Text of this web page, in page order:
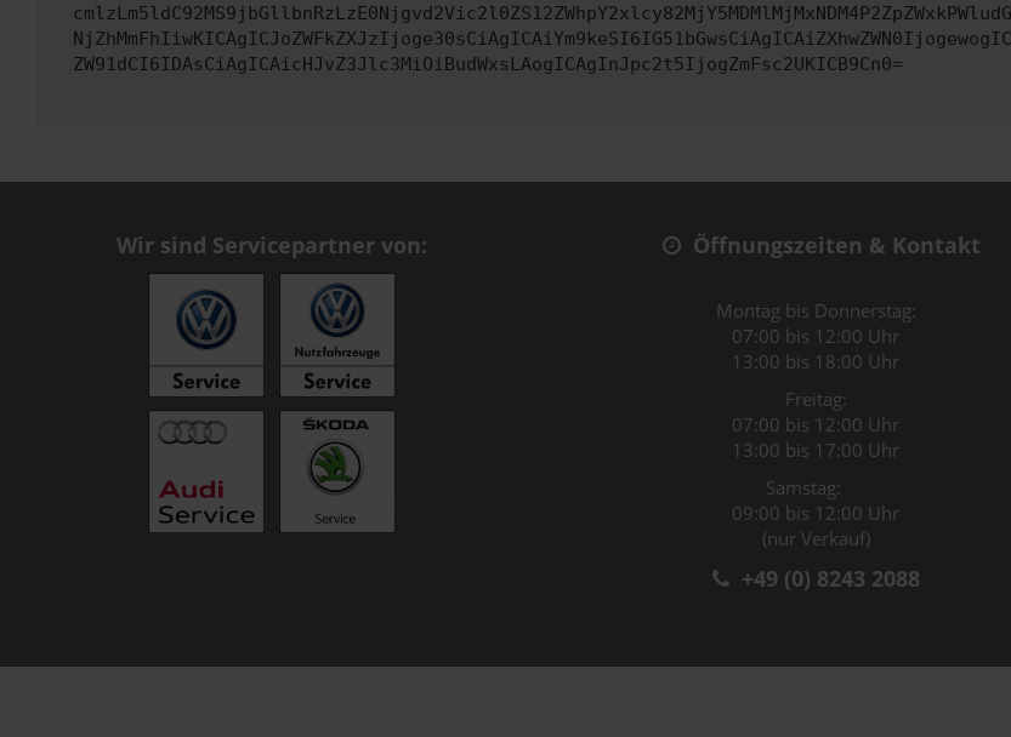
ZW91dCI6IDAsCiAgICAicHJvZ3Jlc3MiOiBudWxsLAogICAgInJpc2t5IjogZmFsc2UKICB9Cn0=
Wir sind Servicepartner von: Öffnungszeiten & Kontakt
Montag bis Donnerstag:
07:00 bis 12:00 Uhr
13:00 bis 18:00 Uhr
Freitag:
07:00 bis 12:00 Uhr
13:00 bis 17:00 Uhr
Samstag:
09:00 bis 12:00 Uhr
(nur Verkauf)
+49 (0) 8243 2088